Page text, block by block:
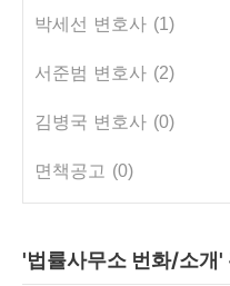
박세선 변호사 (1)
서준범 변호사 (2)
김병국 변호사 (0)
면책공고 (0)
'법률사무소 번화/소개'